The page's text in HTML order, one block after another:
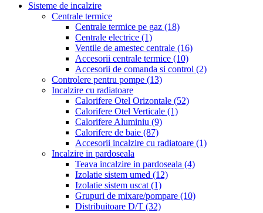
Sisteme de incalzire
Centrale termice
Centrale termice pe gaz (18)
Centrale electrice (1)
Ventile de amestec centrale (16)
Accesorii centrale termice (10)
Accesorii de comanda si control (2)
Controlere pentru pompe (13)
Incalzire cu radiatoare
Calorifere Otel Orizontale (52)
Calorifere Otel Verticale (1)
Calorifere Aluminiu (9)
Calorifere de baie (87)
Accesorii incalzire cu radiatoare (1)
Incalzire in pardoseala
Teava incalzire in pardoseala (4)
Izolatie sistem umed (12)
Izolatie sistem uscat (1)
Grupuri de mixare/pompare (10)
Distribuitoare D/T (32)